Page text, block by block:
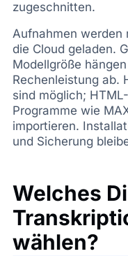
zugeschnitten.
Aufnahmen werden
die Cloud geladen.
Modellgröße
Rechenleistung ab.
sind möglich;
Programme wie
importieren.
und Sicherung
Welches
wählen?